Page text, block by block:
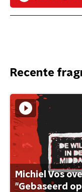
Recente
Michiel Vos
"Gebaseerd